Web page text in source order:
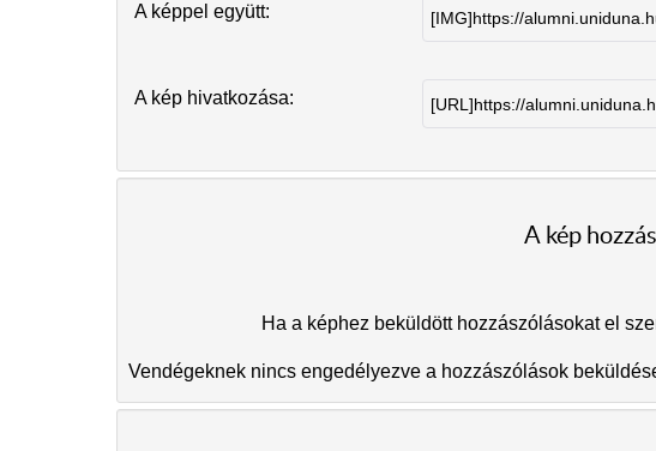
A képpel együtt:
A kép hivatkozása:
A kép
Ha a képhez beküldött hozzászólásokat el
Vendégeknek nincs engedélyezve a hozzászólások